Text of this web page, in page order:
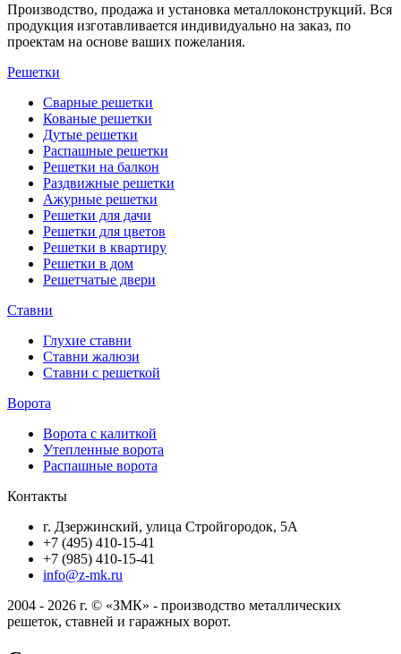
Производство, продажа и установка металлоконструкций. Вся
продукция изготавливается индивидуально на заказ, по
проектам на основе ваших пожелания.
Решетки
Сварные решетки
Кованые решетки
Дутые решетки
Распашные решетки
Решетки на балкон
Раздвижные решетки
Ажурные решетки
Решетки для дачи
Решетки для цветов
Решетки в квартиру
Решетки в дом
Решетчатые двери
Ставни
Глухие ставни
Ставни жалюзи
Ставни с решеткой
Ворота
Ворота с калиткой
Утепленные ворота
Распашные ворота
Контакты
г. Дзержинский, улица Стройгородок, 5А
+7 (495) 410-15-41
+7 (985) 410-15-41
info@z-mk.ru
2004 - 2026 г. © «ЗМК» - производство металлических
решеток, ставней и гаражных ворот.